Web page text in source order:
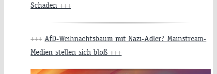
Schaden +++
+++ AfD-Weihnachtsbaum mit Nazi-Adler? Mainstream-
Medien stellen sich bloß +++